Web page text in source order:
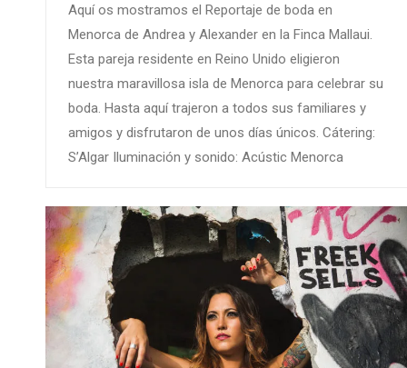
Aquí os mostramos el Reportaje de boda en
Menorca de Andrea y Alexander en la Finca Mallaui.
Esta pareja residente en Reino Unido eligieron
nuestra maravillosa isla de Menorca para celebrar su
boda. Hasta aquí trajeron a todos sus familiares y
amigos y disfrutaron de unos días únicos. Cátering:
S’Algar Iluminación y sonido: Acústic Menorca